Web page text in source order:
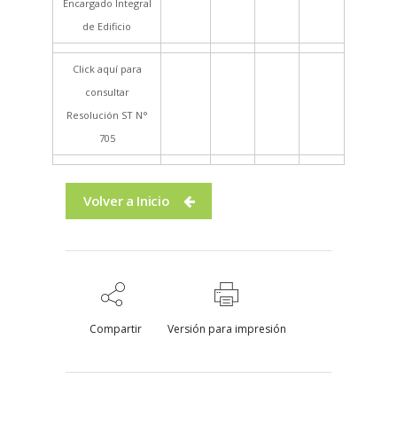
Encargado Integral
de Edificio
Click aquí para
consultar
Resolución ST N°
705
Volver a Inicio
Compartir Versión para impresión